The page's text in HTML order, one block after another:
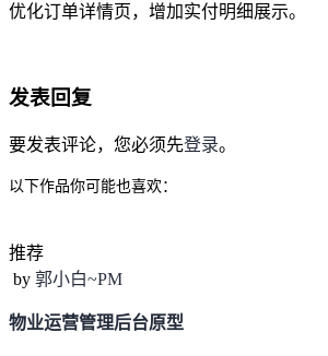
优化订单详情页，增加实付明细展示。
发表回复
要发表评论，您必须先登录。
以下作品你可能也喜欢：
推荐
by 郭小白~PM
物业运营管理后台原型